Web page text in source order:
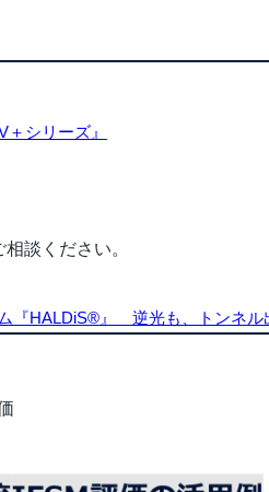
シリーズ』
HALDiS®』 逆光も、トンネル
談ください。